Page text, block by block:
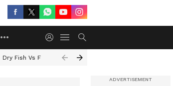
Dry Fish Vs Fresh Fish Today Rasi Palan